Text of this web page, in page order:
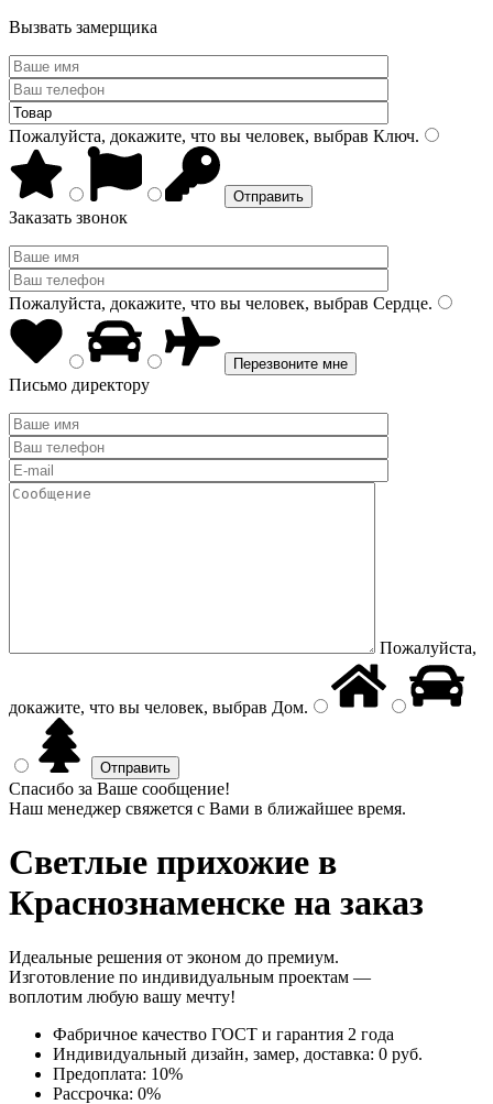
Вызвать замерщика
Пожалуйста, докажите, что вы человек, выбрав Ключ.
Заказать звонок
Пожалуйста, докажите, что вы человек, выбрав Сердце.
Письмо директору
Пожалуйста,
докажите, что вы человек, выбрав Дом.
Спасибо за Ваше сообщение!
Наш менеджер свяжется с Вами в ближайшее время.
Светлые прихожие в
Краснознаменске на заказ
Идеальные решения от эконом до премиум.
Изготовление по индивидуальным проектам —
воплотим любую вашу мечту!
Фабричное качество ГОСТ и гарантия 2 года
Индивидуальный дизайн, замер, доставка: 0 руб.
Предоплата: 10%
Рассрочка: 0%